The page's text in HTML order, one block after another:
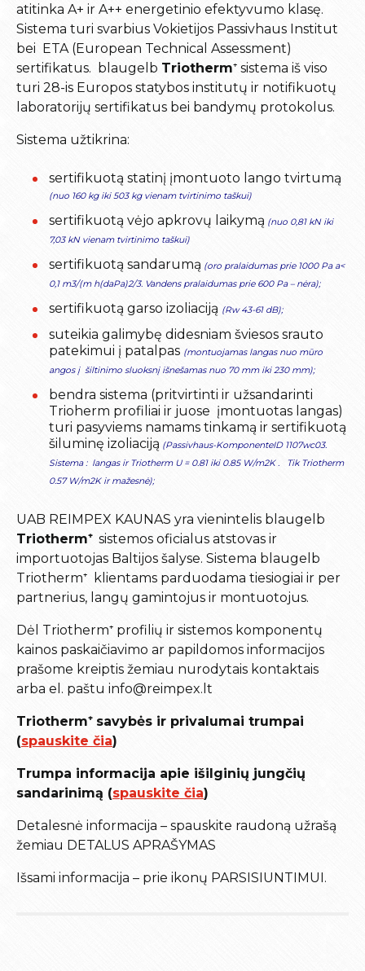
atitinka A+ ir A++ energetinio efektyvumo klasę.
Sistema turi svarbius Vokietijos Passivhaus Institut
bei ETA (European Technical Assessment)
sertifikatus. blaugelb Triotherm⁺ sistema iš viso
turi 28-is Europos statybos institutų ir notifikuotų
laboratorijų sertifikatus bei bandymų protokolus.
Sistema užtikrina:
sertifikuotą statinį įmontuoto lango tvirtumą
(nuo 160 kg iki 503 kg vienam tvirtinimo taškui)
sertifikuotą vėjo apkrovų laikymą (nuo 0,81 kN iki
7,03 kN vienam tvirtinimo taškui)
sertifikuotą sandarumą (oro pralaidumas prie 1000 Pa a<
0,1 m3/(m h(daPa)2/3. Vandens pralaidumas prie 600 Pa – nėra);
sertifikuotą garso izoliaciją (Rw 43-61 dB);
suteikia galimybę didesniam šviesos srauto
patekimui į patalpas (montuojamas langas nuo mūro
angos į šiltinimo sluoksnį išnešamas nuo 70 mm iki 230 mm);
bendra sistema (pritvirtinti ir užsandarinti
Trioherm profiliai ir juose įmontuotas langas)
turi pasyviems namams tinkamą ir sertifikuotą
šiluminę izoliaciją (Passivhaus-KomponenteID 1107wc03.
Sistema : langas ir Triotherm U = 0.81 iki 0.85 W/m2K . Tik Triotherm
0.57 W/m2K ir mažesnė);
UAB REIMPEX KAUNAS yra vienintelis blaugelb
Triotherm⁺sistemos oficialus atstovas ir
importuotojas Baltijos šalyse. Sistema blaugelb
Triotherm⁺ klientams parduodama tiesiogiai ir per
partnerius, langų gamintojus ir montuotojus.
Dėl Triotherm⁺ profilių ir sistemos komponentų
kainos paskaičiavimo ar papildomos informacijos
prašome kreiptis žemiau nurodytais kontaktais
arba el. paštu info@reimpex.lt
Triotherm⁺savybės ir privalumai trumpai
(spauskite čia)
Trumpa informacija apie išilginių jungčių
sandarinimą (spauskite čia)
Detalesnė informacija – spauskite raudoną užrašą
žemiau DETALUS APRAŠYMAS
Išsami informacija – prie ikonų PARSISIUNTIMUI.